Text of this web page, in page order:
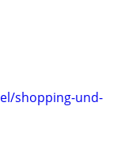
shopping-und-